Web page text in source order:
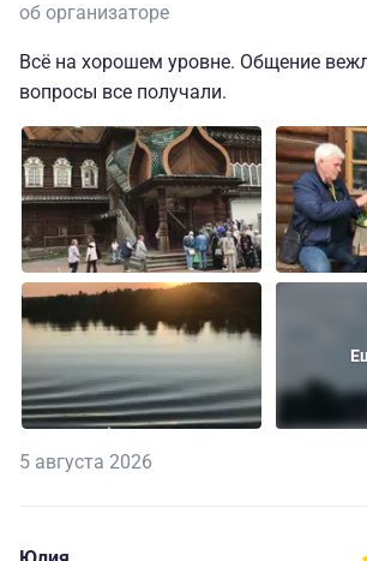
об организаторе
Всё на хорошем уровне. Общение
вопросы все получали.
5 августа 2026